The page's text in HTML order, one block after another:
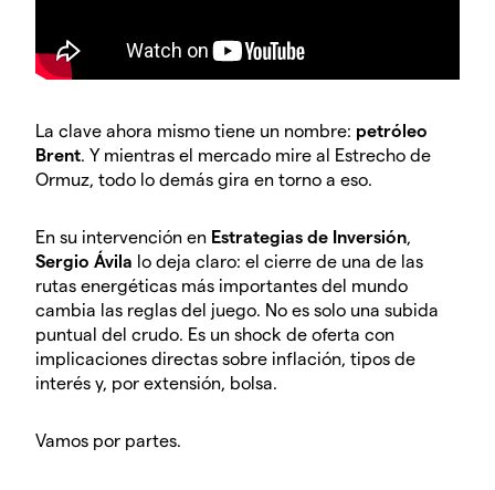
La clave ahora mismo tiene un nombre: petróleo
Brent. Y mientras el mercado mire al Estrecho de
Ormuz, todo lo demás gira en torno a eso.
En su intervención en Estrategias de Inversión,
Sergio Ávila lo deja claro: el cierre de una de las
rutas energéticas más importantes del mundo
cambia las reglas del juego. No es solo una subida
puntual del crudo. Es un shock de oferta con
implicaciones directas sobre inflación, tipos de
interés y, por extensión, bolsa.
Vamos por partes.